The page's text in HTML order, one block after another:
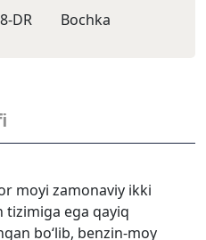
DR Bochka
moyi zamonaviy ikki
tizimiga ega qayiq
bo‘lib, benzin-moy